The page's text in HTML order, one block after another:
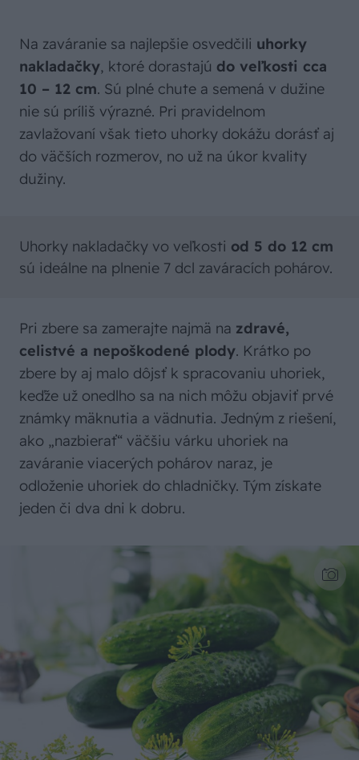
Na zaváranie sa najlepšie osvedčili uhorky
nakladačky, ktoré dorastajú do veľkosti cca
10 – 12 cm. Sú plné chute a semená v dužine
nie sú príliš výrazné. Pri pravidelnom
zavlažovaní však tieto uhorky dokážu dorásť aj
do väčších rozmerov, no už na úkor kvality
dužiny.
Uhorky nakladačky vo veľkosti od 5 do 12 cm
sú ideálne na plnenie 7 dcl zaváracích pohárov.
Pri zbere sa zamerajte najmä na zdravé,
celistvé a nepoškodené plody. Krátko po
zbere by aj malo dôjsť k spracovaniu uhoriek,
keďže už onedlho sa na nich môžu objaviť prvé
známky mäknutia a vädnutia. Jedným z riešení,
ako „nazbierať“ väčšiu várku uhoriek na
zaváranie viacerých pohárov naraz, je
odloženie uhoriek do chladničky. Tým získate
jeden či dva dni k dobru.